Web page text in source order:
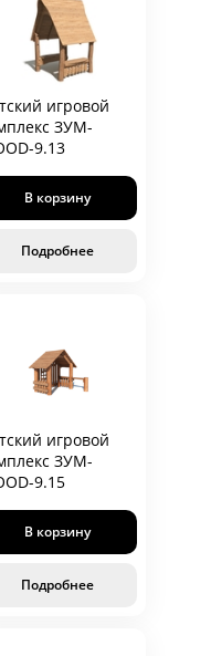
игровой
ЗУМ-
9.13
В корзину
Подробнее
игровой
ЗУМ-
9.15
В корзину
Подробнее